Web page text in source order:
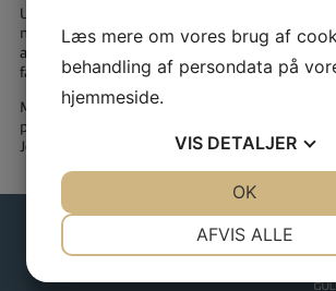
Under betegnelsen Fællesværk samles
musik, billedkunst, teater og film og sætter
andre kreative børn og unge og skabe noget
fællesskab. Der kommer workshops i efteråret.
Min&DinCoronabobbel er et indslag udviklet
projektet
Jeppe Jungersen og Billedskolen Storstrøm v/
Læs mere om vores brug af
behandling af persondata på
hjemmeside.
VIS DETALJER
AFVIS ALLE
OK